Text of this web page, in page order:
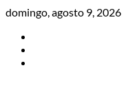
Skip
content
domingo, agosto 9, 2026